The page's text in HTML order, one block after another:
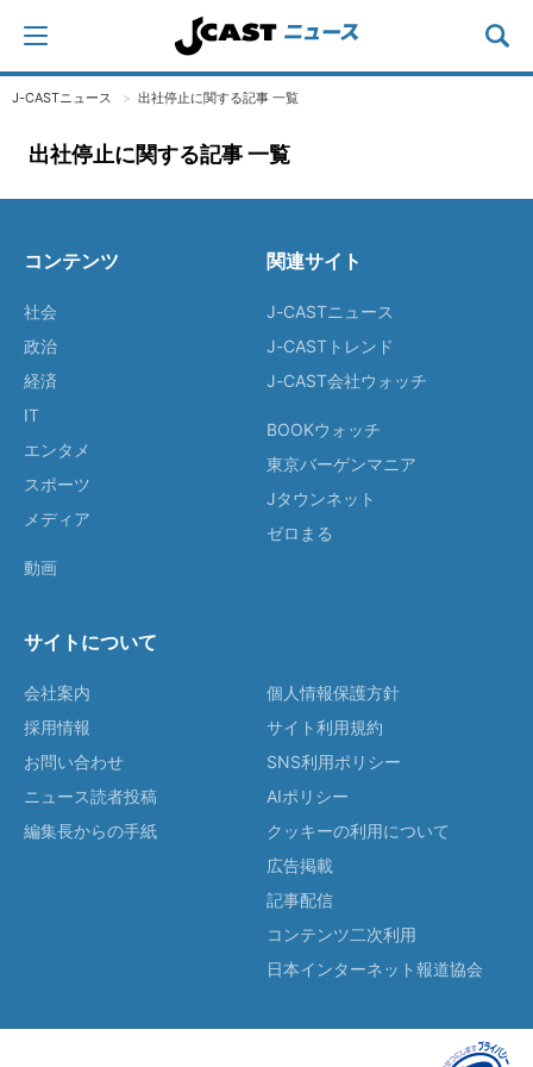
J-CASTニュース 出社停止に関する記事 一覧
出社停止に関する記事 一覧
コンテンツ
社会
政治
経済
IT
エンタメ
スポーツ
メディア
動画
関連サイト
J-CASTニュース
J-CASTトレンド
J-CAST会社ウォッチ
BOOKウォッチ
東京バーゲンマニア
Jタウンネット
ゼロまる
サイトについて
会社案内
採用情報
お問い合わせ
ニュース読者投稿
編集長からの手紙
個人情報保護方針
サイト利用規約
SNS利用ポリシー
AIポリシー
クッキーの利用について
広告掲載
記事配信
コンテンツ二次利用
日本インターネット報道協会